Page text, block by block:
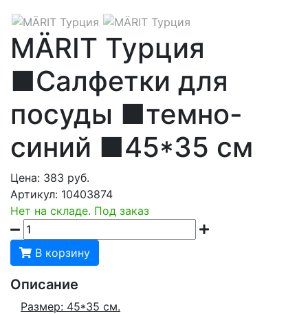
MÄRIT Турция
■Салфетки для
посуды ■темно-
синий ■45*35 см
Цена: 383 руб.
Артикул: 10403874
Нет на складе. Под заказ
В корзину
Описание
Размер: 45*35 см.